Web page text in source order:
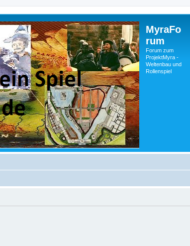
MyraFo
rum
Forum zum
ProjektMyra -
Weltenbau und
Rollenspiel